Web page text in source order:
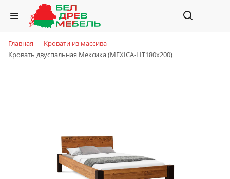
Главная
Кровати из массива
Кровать двуспальная Мексика (MEXICA-LIT180х200)